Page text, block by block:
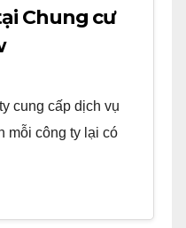
Chung cư
cung cấp dịch vụ
mỗi công ty lại có